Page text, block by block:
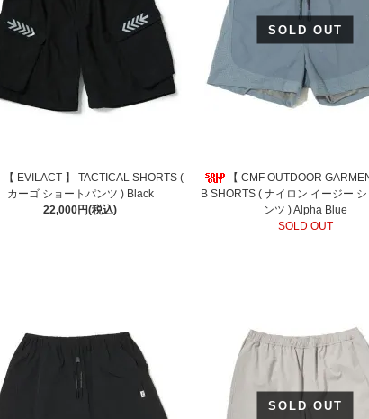
【 EVILACT 】 TACTICAL SHORTS (
カーゴ ショートパンツ ) Black
22,000円(税込)
SOLD OUT
【 CMF OUTDOOR
B SHORTS ( ナイロン イージー
ンツ ) Alpha Blue
SOLD OUT
SOLD OUT